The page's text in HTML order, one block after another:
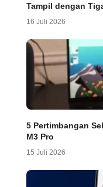
Tampil dengan
16 Juli 2026
5 Pertimbangan
M3 Pro
15 Juli 2026